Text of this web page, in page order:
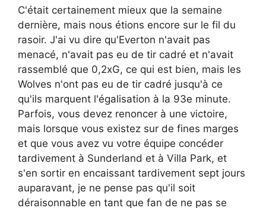
C'était certainement mieux que la semaine
dernière, mais nous étions encore sur le fil du
rasoir. J'ai vu dire qu'Everton n'avait pas
menacé, n'avait pas eu de tir cadré et n'avait
rassemblé que 0,2xG, ce qui est bien, mais les
Wolves n'ont pas eu de tir cadré jusqu'à ce
qu'ils marquent l'égalisation à la 93e minute.
Parfois, vous devez renoncer à une victoire,
mais lorsque vous existez sur de fines marges
et que vous avez vu votre équipe concéder
tardivement à Sunderland et à Villa Park, et
s'en sortir en encaissant tardivement sept jours
auparavant, je ne pense pas qu'il soit
déraisonnable en tant que fan de ne pas se